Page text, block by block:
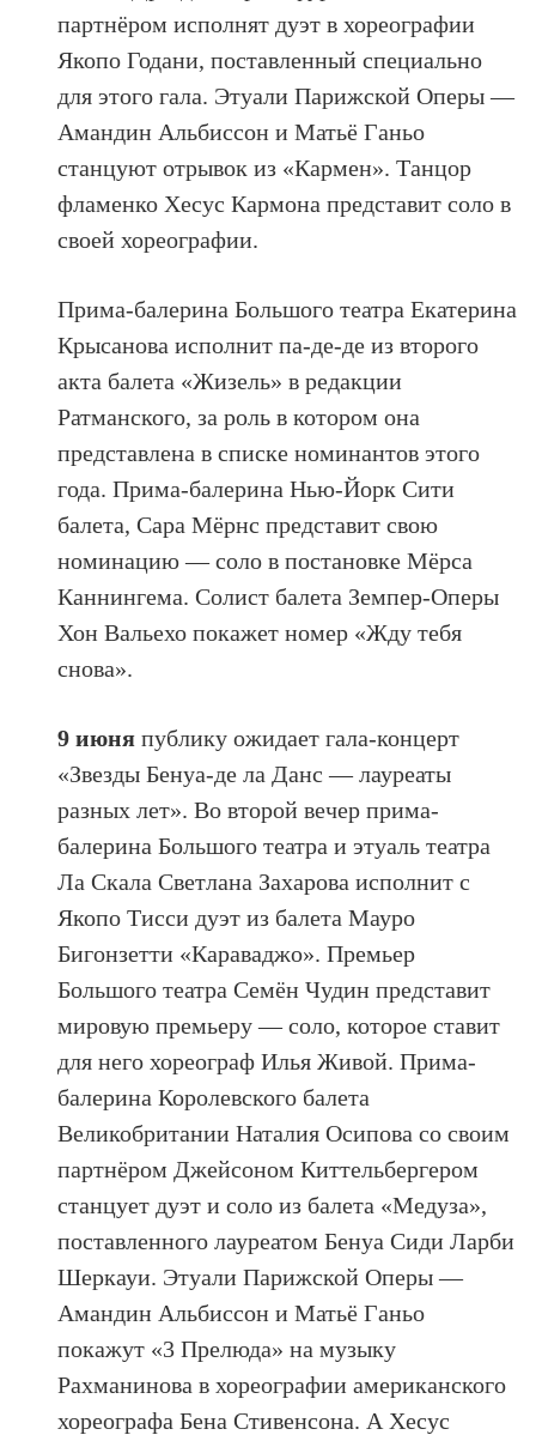
партнёром исполнят дуэт в хореографии
Якопо Годани, поставленный специально
для этого гала. Этуали Парижской Оперы —
Амандин Альбиссон и Матьё Ганьо
станцуют отрывок из «Кармен». Танцор
фламенко Хесус Кармона представит соло в
своей хореографии.
Прима-балерина Большого театра Екатерина
Крысанова исполнит па-де-де из второго
акта балета «Жизель» в редакции
Ратманского, за роль в котором она
представлена в списке номинантов этого
года. Прима-балерина Нью-Йорк Сити
балета, Сара Мёрнс представит свою
номинацию — соло в постановке Мёрса
Каннингема. Солист балета Земпер-Оперы
Хон Вальехо покажет номер «Жду тебя
снова».
9 июня публику ожидает гала-концерт
«Звезды Бенуа-де ла Данс — лауреаты
разных лет». Во второй вечер прима-
балерина Большого театра и этуаль театра
Ла Скала Светлана Захарова исполнит с
Якопо Тисси дуэт из балета Мауро
Бигонзетти «Караваджо». Премьер
Большого театра Семён Чудин представит
мировую премьеру — соло, которое ставит
для него хореограф Илья Живой. Прима-
балерина Королевского балета
Великобритании Наталия Осипова со своим
партнёром Джейсоном Киттельбергером
станцует дуэт и соло из балета «Медуза»,
поставленного лауреатом Бенуа Сиди Ларби
Шеркауи. Этуали Парижской Оперы —
Амандин Альбиссон и Матьё Ганьо
покажут «3 Прелюда» на музыку
Рахманинова в хореографии американского
хореографа Бена Стивенсона. А Хесус